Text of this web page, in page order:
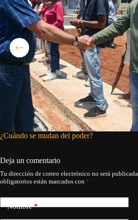
¿Cuándo se mudan del poder?
Deja un comentario
Tu dirección de correo electrónico no será publicada.
obligatorios están marcados con *
Nombre*